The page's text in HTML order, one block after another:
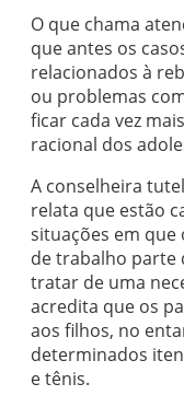
O que chama
que antes os
relacionados à
ou problemas
ficar cada vez
racional dos
A conselheira
relata que estão
situações em que
de trabalho parte
tratar de uma
acredita que os
aos filhos, no
determinados
e tênis.